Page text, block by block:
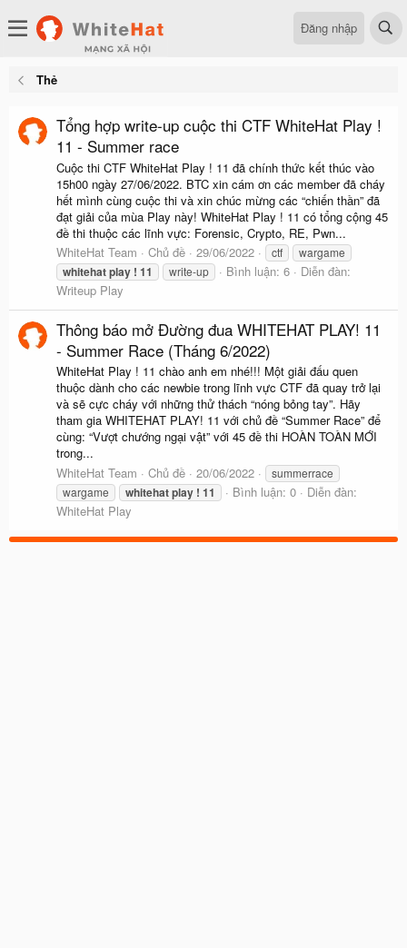
Đăng nhập
Thẻ
Tổng hợp write-up cuộc thi CTF WhiteHat Play !
11 - Summer race
Cuộc thi CTF WhiteHat Play ! 11 đã chính thức kết thúc vào
15h00 ngày 27/06/2022. BTC xin cám ơn các member đã cháy
hết mình cùng cuộc thi và xin chúc mừng các “chiến thần” đã
đạt giải của mùa Play này! WhiteHat Play ! 11 có tổng cộng 45
đề thi thuộc các lĩnh vực: Forensic, Crypto, RE, Pwn...
WhiteHat Team
Chủ đề 29/06/2022 ctf wargame
whitehatplay ! 11 write-up Bình luận: 6
Diễn đàn:
Writeup Play
Thông báo mở Đường đua WHITEHAT PLAY! 11
- Summer Race (Tháng 6/2022)
WhiteHat Play ! 11 chào anh em nhé!!! Một giải đấu quen
thuộc dành cho các newbie trong lĩnh vực CTF đã quay trở lại
và sẽ cực cháy với những thử thách “nóng bỏng tay”. Hãy
tham gia WHITEHAT PLAY! 11 với chủ đề “Summer Race” để
cùng: “Vượt chướng ngại vật” với 45 đề thi HOÀN TOÀN MỚI
trong...
WhiteHat Team
Chủ đề 20/06/2022
summerrace
wargame
whitehatplay ! 11 Bình luận: 0
Diễn đàn:
WhiteHat Play